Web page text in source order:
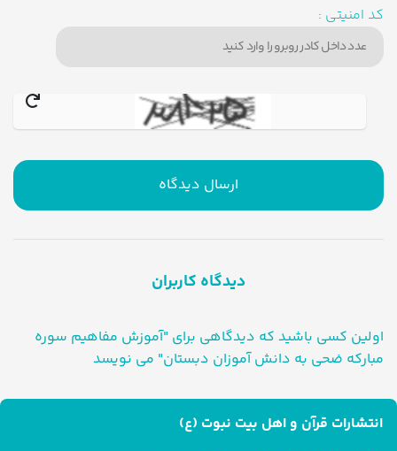
کد امنیتی :
ارسال دیدگاه
دیدگاه کاربران
اولین کسی باشید که دیدگاهی برای "آموزش مفاهیم سوره
مبارکه ضحی به دانش آموزان دبستان" می نویسد
انتشارات قرآن و اهل بیت نبوت (ع)